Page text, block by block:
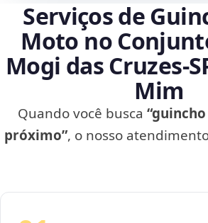
Serviços de
Moto no
Mogi das
Mim
Quando você busca
próximo”, o nosso